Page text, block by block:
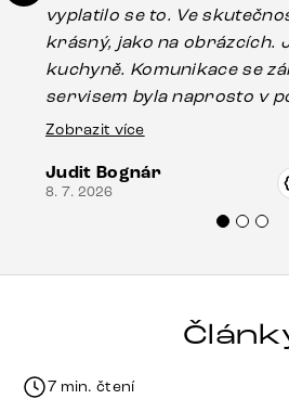
vyplatilo se to. Ve
krásný, jako na obrázcích. Je ozdobou naší
kuchyně. Komunikace se
servisem byla naprosto v
drobné poškození u nohy
Vincze mi velmi korektně
Doporučuji produkty Delife
Zobrazit více
Judit Bognár
8. 7. 2026
7 min. čtení